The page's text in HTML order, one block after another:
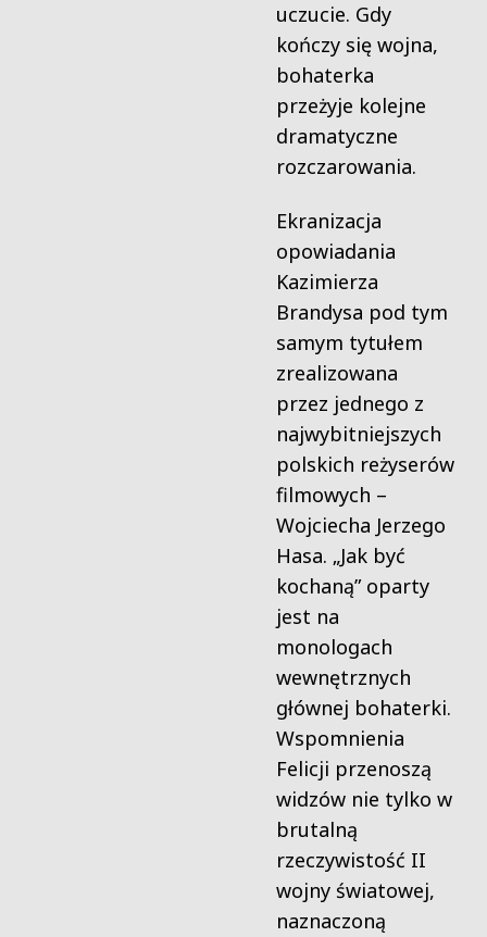
uczucie. Gdy
kończy się wojna,
bohaterka
przeżyje kolejne
dramatyczne
rozczarowania.
Ekranizacja
opowiadania
Kazimierza
Brandysa pod tym
samym tytułem
zrealizowana
przez jednego z
najwybitniejszych
polskich reżyserów
filmowych –
Wojciecha Jerzego
Hasa. „Jak być
kochaną” oparty
jest na
monologach
wewnętrznych
głównej bohaterki.
Wspomnienia
Felicji przenoszą
widzów nie tylko w
brutalną
rzeczywistość II
wojny światowej,
naznaczoną